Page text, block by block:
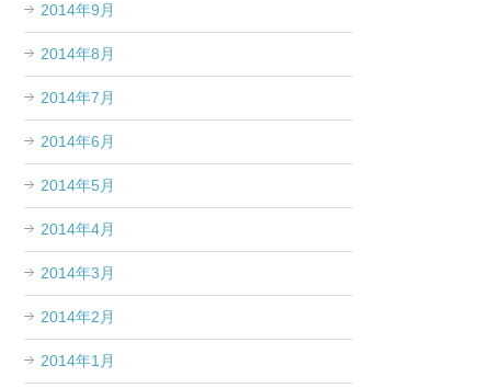
2014年9月
2014年8月
2014年7月
2014年6月
2014年5月
2014年4月
2014年3月
2014年2月
2014年1月